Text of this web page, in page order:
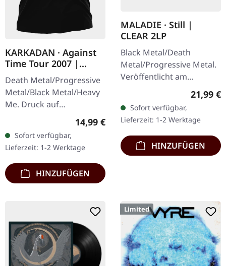
KARKADAN · Against
Time Tour 2007 |
GIRLIE
Death Metal/Progressive
Metal/Black Metal/Heavy
Me. Druck auf
Rückseite. Front Logo,
Rückseite: Tourdaten.
100% Baumwolle
Regulärer Preis:
14,99 €
Sofort verfügbar,
Lieferzeit: 1-2 Werktage
HINZUFÜGEN
MALADIE · Still |
CLEAR 2LP
Black Metal/Death
Metal/Progressive Metal.
Veröffentlicht am
10.04.2015, auf Supreme
Transparentes Doppel-
Vinyl im schweren…
21,99 €
Sofort verfügbar,
Lieferzeit: 1-2 Werktage
HINZUFÜGEN
Limited